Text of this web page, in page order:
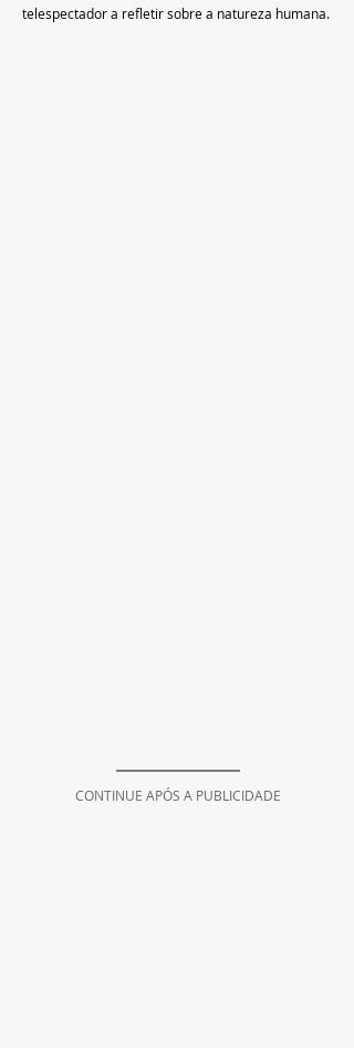
telespectador a refletir sobre a natureza humana.
CONTINUE APÓS A PUBLICIDADE